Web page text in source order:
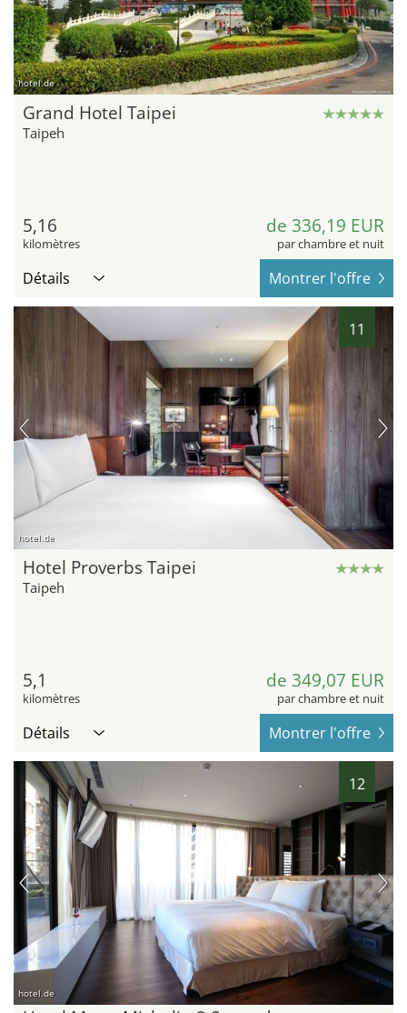
hotel.de
Grand Hotel Taipei
Taipeh
5,16
kilomètres
de 336,19 EUR
par chambre et nuit
Détails Montrer l'offre
11
hotel.de
Hotel Proverbs Taipei
Taipeh
5,1
kilomètres
de 349,07 EUR
par chambre et nuit
Détails Montrer l'offre
12
hotel.de